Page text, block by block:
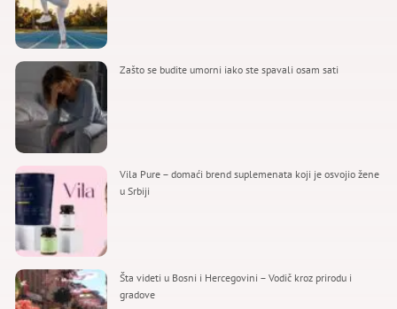
Zašto se budite umorni iako ste spavali osam sati
Vila Pure – domaći brend suplemenata koji je osvojio žene
u Srbiji
Šta videti u Bosni i Hercegovini – Vodič kroz prirodu i
gradove